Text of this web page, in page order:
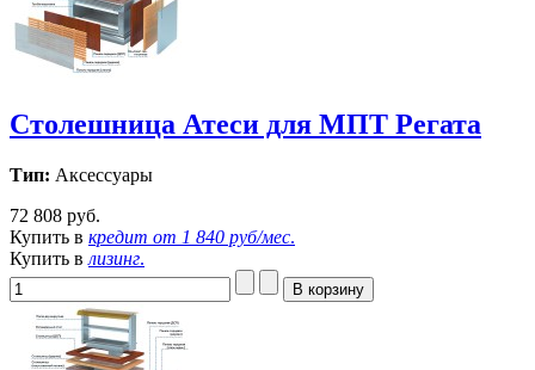
Столешница Атеси для МПТ Регата
Тип: Аксессуары
72 808 руб.
Купить в кредит от 1 840 руб/мес.
Купить в лизинг.